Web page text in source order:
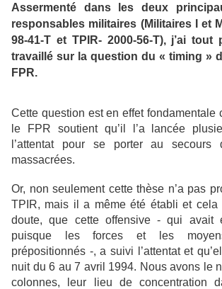
Assermenté dans les deux
responsables militaires (Militaires I et
98-41-T et TPIR- 2000-56-T), j’ai tout
travaillé sur la question du « timing »
FPR.
Cette question est en effet fondamentale
le FPR soutient qu’il l’a lancée
l’attentat pour se porter au secours
massacrées.
Or, non seulement cette thèse n’a pas
TPIR, mais il a même été établi et cela
doute, que cette offensive - qui avait
puisque les forces et les
prépositionnés -, a suivi l’attentat et
nuit du 6 au 7 avril 1994. Nous avons le
colonnes, leur lieu de concentration